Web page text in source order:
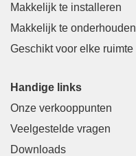
Makkelijk te installeren
Makkelijk te onderhouden
Geschikt voor elke ruimte
Handige links
Onze verkooppunten
Veelgestelde vragen
Downloads